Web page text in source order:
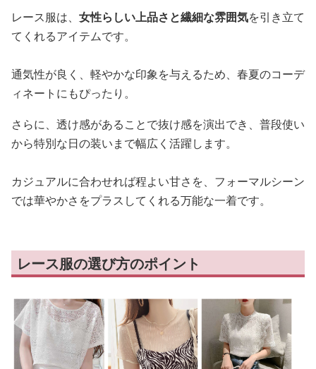
レース服は、 女性らしい上品さと繊細な雰囲気を引き立て
てくれるアイテムです。
通気性が良く、軽やかな印象を与えるため、春夏のコーデ
ィネートにもぴったり。
さらに、透け感があることで抜け感を演出でき、普段使い
から特別な日の装いまで幅広く活躍します。
カジュアルに合わせれば程よい甘さを、フォーマルシーン
では華やかさをプラスしてくれる万能な一着です。
レース服の選び方のポイント